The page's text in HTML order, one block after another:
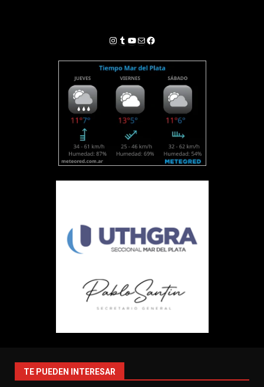
Instagram
Tumblr
YouTube
Correo electrónico
Facebook
TE PUEDEN INTERESAR